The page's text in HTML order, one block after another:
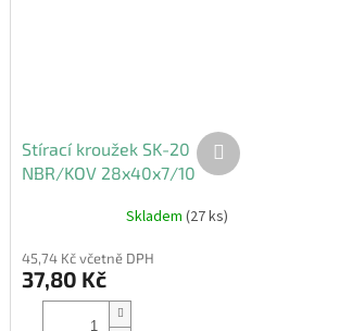
Stírací kroužek SK-20
NBR/KOV 28x40x7/10
Skladem (27 ks)
45,74 Kč včetně DPH
37,80 Kč
Další
produkt